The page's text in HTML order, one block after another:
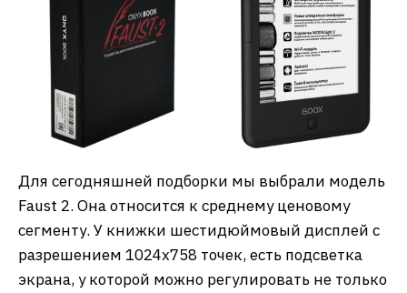
Для сегодняшней подборки мы выбрали модель
Faust 2. Она относится к среднему ценовому
сегменту. У книжки шестидюймовый дисплей с
разрешением 1024х758 точек, есть подсветка
экрана, у которой можно регулировать не только